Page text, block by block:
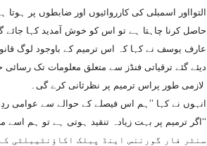
التوااور اسمبلی کی کارروائیوں اور ضابطوں پر
حاصل کرنا چاہتا ہے تو اس کو خوش آمدید کہا جائے
عارف یوسف نے کہا کہ اس ترمیم کے باوجود لوگ
دیئے گئے ترقیاتی فنڈز سے متعلق معلومات تک
لازمی طور پراس ترمیم پر نظرثانی کرے گی۔
انہوں نے کہا ’’ہم اس فیصلے کے حوالے سے عوامی
اگر ترمیم پر بہت زیادہ تنقید ہوتی ہے تو ہم اسے منسوخ کردیں گے۔‘‘
سنٹر فار گورننس اینڈ پبلک اکاؤنٹیبلٹی